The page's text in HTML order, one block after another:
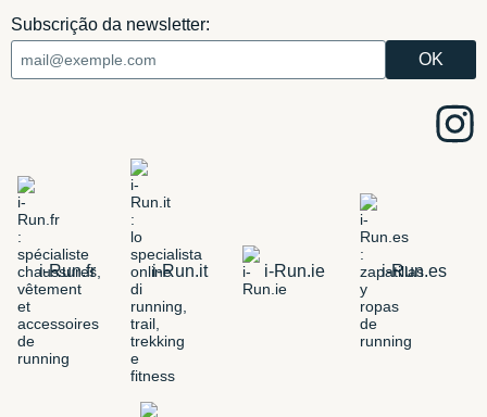
Subscrição da newsletter:
i-Run.fr i-Run.it i-Run.ie i-Run.es